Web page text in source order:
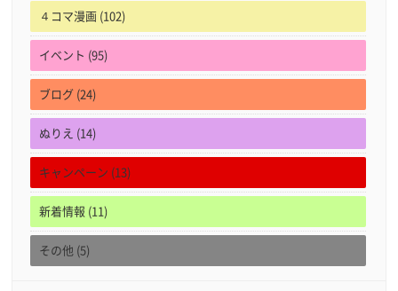
４コマ漫画 (102)
イベント (95)
ブログ (24)
ぬりえ (14)
キャンペーン (13)
新着情報 (11)
その他 (5)